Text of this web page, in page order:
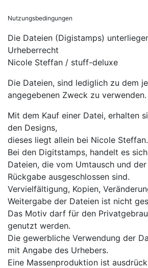
Nutzungsbedingungen
Die Dateien (Digistamps)
Urheberrecht
Nicole Steffan / stuff-deluxe
Die Dateien, sind lediglich zu dem
angegebenen Zweck zu verwenden.
Mit dem Kauf einer Datei, erhalten
den Designs,
dieses liegt allein bei Nicole Steffan.
Bei den Digitstamps, handelt es
Dateien, die vom Umtausch und der
Rückgabe ausgeschlossen sind.
Vervielfältigung, Kopien,
Weitergabe der Dateien ist nicht
Das Motiv darf für den
genutzt werden.
Die gewerbliche Verwendung der
mit Angabe des Urhebers.
Eine Massenproduktion ist